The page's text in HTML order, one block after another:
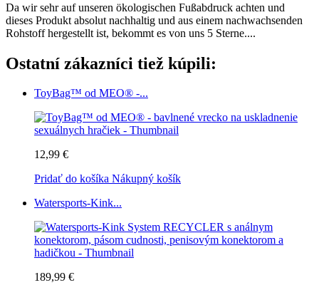
Da wir sehr auf unseren ökologischen Fußabdruck achten und
dieses Produkt absolut nachhaltig und aus einem nachwachsenden
Rohstoff hergestellt ist, bekommt es von uns 5 Sterne....
Ostatní zákazníci tiež kúpili:
ToyBag™ od MEO® -...
12,99 €
Pridať do košíka Nákupný košík
Watersports-Kink...
189,99 €